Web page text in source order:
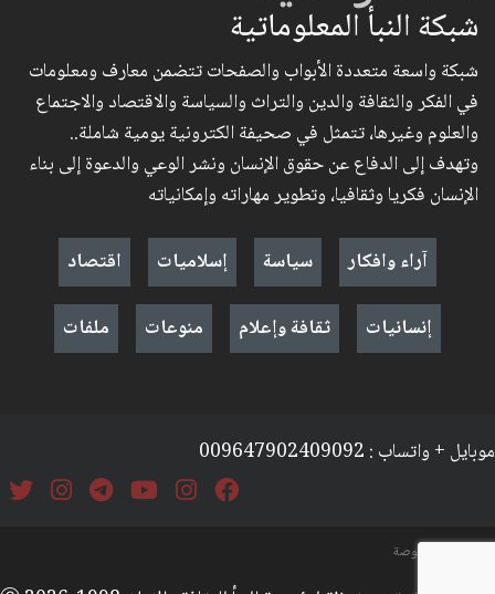
شبكة النبأ المعلوماتية
شبكة واسعة متعددة الأبواب والصفحات تتضمن معارف ومعلومات
في الفكر والثقافة والدين والتراث والسياسة والاقتصاد والاجتماع
والعلوم وغيرها، تتمثل في صحيفة الكترونية يومية شاملة..
وتهدف إلى الدفاع عن حقوق الإنسان ونشر الوعي والدعوة إلى بناء
الإنسان فكريا وثقافيا، وتطوير مهاراته وإمكانياته
آراء وافكار
سياسة إسلاميات
اقتصاد
إنسانيات
ثقافة وإعلام منوعات ملفات
موبايل + واتساب : 009647902409092
السياسة والخصوصة